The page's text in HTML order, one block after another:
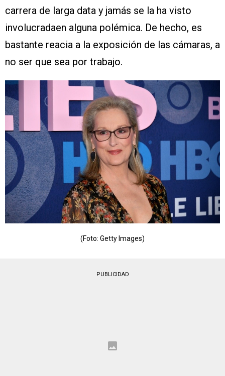
carrera de larga data y jamás se la ha visto
involucradaen alguna polémica. De hecho, es
bastante reacia a la exposición de las cámaras, a
no ser que sea por trabajo.
(Foto: Getty Images)
PUBLICIDAD